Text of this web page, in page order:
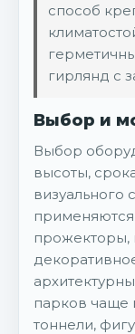
способ
гирлянд с
Выбор и
Выбор
высоты,
визуального
прожекторы,
парков чаще
тоннели,